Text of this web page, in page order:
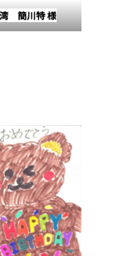
簡川特 様